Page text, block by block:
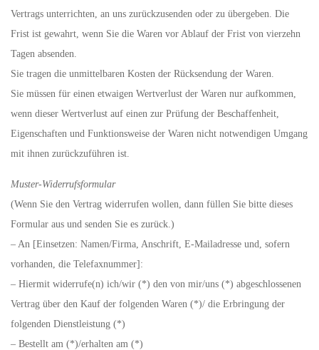
Vertrags unterrichten, an uns zurückzusenden oder zu übergeben. Die
Frist ist gewahrt, wenn Sie die Waren vor Ablauf der Frist von vierzehn
Tagen absenden.
Sie tragen die unmittelbaren Kosten der Rücksendung der Waren.
Sie müssen für einen etwaigen Wertverlust der Waren nur aufkommen,
wenn dieser Wertverlust auf einen zur Prüfung der Beschaffenheit,
Eigenschaften und Funktionsweise der Waren nicht notwendigen Umgang
mit ihnen zurückzuführen ist.
Muster-Widerrufsformular
(Wenn Sie den Vertrag widerrufen wollen, dann füllen Sie bitte dieses
Formular aus und senden Sie es zurück.)
– An [Einsetzen: Namen/Firma, Anschrift, E-Mailadresse und, sofern
vorhanden, die Telefaxnummer]:
– Hiermit widerrufe(n) ich/wir (*) den von mir/uns (*) abgeschlossenen
Vertrag über den Kauf der folgenden Waren (*)/ die Erbringung der
folgenden Dienstleistung (*)
– Bestellt am (*)/erhalten am (*)